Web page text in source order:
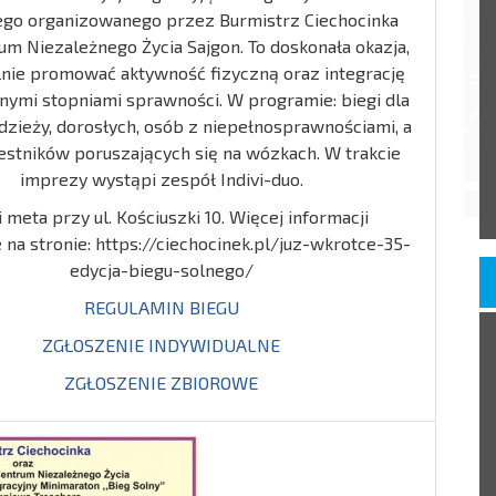
organizowanego przez Burmistrz Ciechocinka
Niezależnego Życia Sajgon. To doskonała okazja,
promować aktywność fizyczną oraz integrację
stopniami sprawności. W programie: biegi dla
dorosłych, osób z niepełnosprawnościami, a
poruszających się na wózkach. W trakcie
imprezy wystąpi zespół Indivi-duo.
meta przy ul. Kościuszki 10. Więcej informacji
na stronie: https://ciechocinek.pl/juz-wkrotce-35-
edycja-biegu-solnego/
REGULAMIN BIEGU
ZGŁOSZENIE INDYWIDUALNE
ZGŁOSZENIE ZBIOROWE